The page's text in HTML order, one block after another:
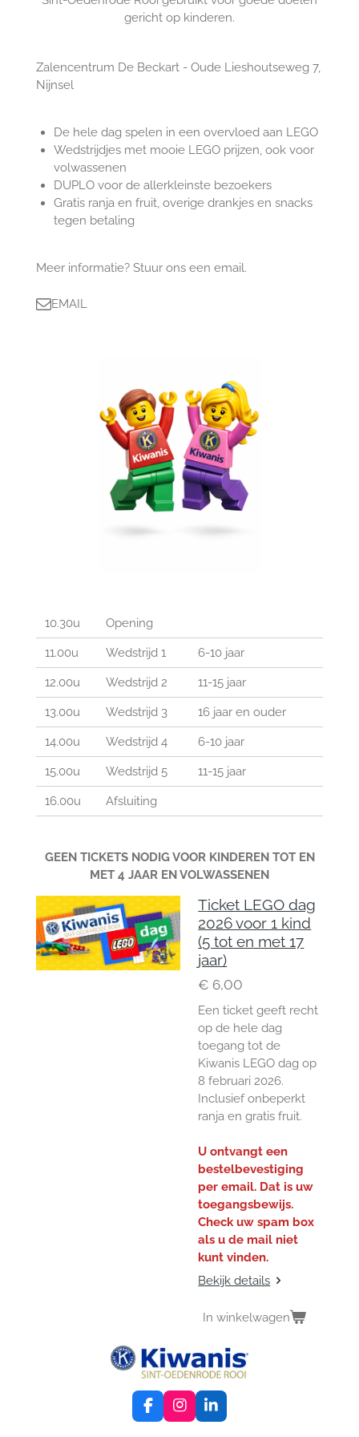
gericht op kinderen.
Zalencentrum De Beckart - Oude Lieshoutseweg 7,
Nijnsel
De hele dag spelen in een overvloed aan LEGO
Wedstrijdjes met mooie LEGO prijzen, ook voor
volwassenen
DUPLO voor de allerkleinste bezoekers
Gratis ranja en fruit, overige drankjes en snacks
tegen betaling
Meer informatie? Stuur ons een email.
EMAIL
10.30u Opening
11.00u Wedstrijd 1 6-10 jaar
12.00u Wedstrijd 2 11-15 jaar
13.00u Wedstrijd 3 16 jaar en ouder
14.00u Wedstrijd 4 6-10 jaar
15.00u Wedstrijd 5 11-15 jaar
16.00u Afsluiting
GEEN TICKETS NODIG VOOR KINDEREN TOT EN
MET 4 JAAR EN VOLWASSENEN
Ticket LEGO dag
2026 voor 1 kind
(5 tot en met 17
jaar)
€ 6,00
Een ticket geeft recht
op de hele dag
toegang tot de
Kiwanis LEGO dag op
8 februari 2026.
Inclusief onbeperkt
ranja en gratis fruit.
U ontvangt een
bestelbevestiging
per email. Dat is uw
toegangsbewijs.
Check uw spam box
als u de mail niet
kunt vinden.
Bekijk details
In winkelwagen
F
a
I
n
L
i